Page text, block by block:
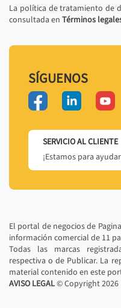
La política de tratamiento de
consultada en Términos
SÍGUENOS
SERVICIO AL CLIENTE
¡Estamos para
El portal de negocios de
información comercial de 11
Todas las marcas
respectiva o de Publicar. La
material contenido en este
AVISO LEGAL© Copyright2026